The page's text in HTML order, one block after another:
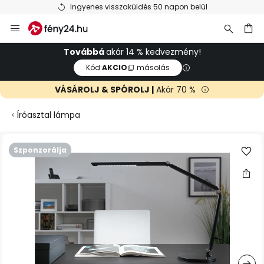
Ingyenes visszaküldés 50 napon belül
Ugrás
a
tartalomhozTovábbáakár 14 % kedvezmény!
Kód:AKCIO másolás
VÁSÁROLJ & SPÓROLJ | Akár 70 %
Íróasztal lámpa
Szponzorálja
Ugrás
képgaléria